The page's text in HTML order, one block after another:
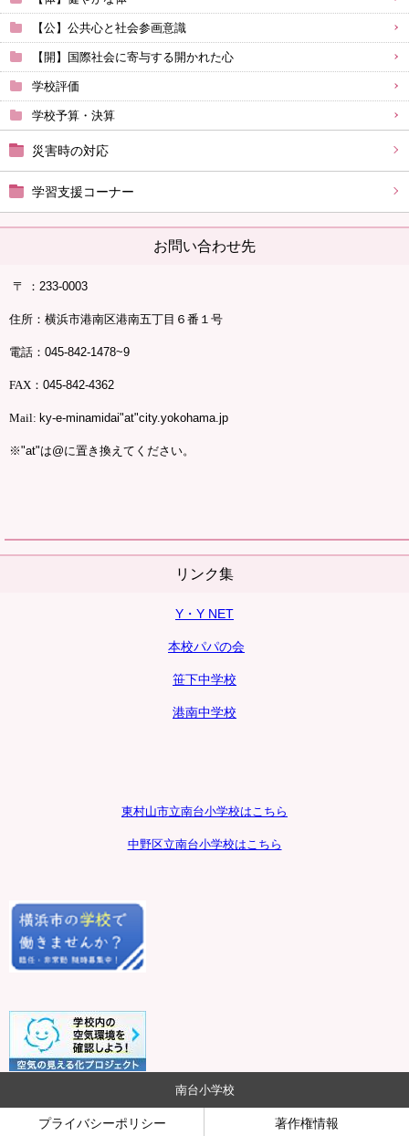
【公】公共心と社会参画意識
【開】国際社会に寄与する開かれた心
学校評価
学校予算・決算
災害時の対応
学習支援コーナー
お問い合わせ先
〒 ： 233-0003
住所：横浜市港南区港南五丁目６番１号
電話： 045-842-1478~9
FAX ： 045-842-4362
Mail: ky-e-minamidai"at"city.yokohama.jp
※"at"は@に置き換えてください。
リンク集
Y・Y NET
本校パパの会
笹下中学校
港南中学校
東村山市立南台小学校はこちら
中野区立南台小学校はこちら
南台小学校
プライバシーポリシー 著作権情報